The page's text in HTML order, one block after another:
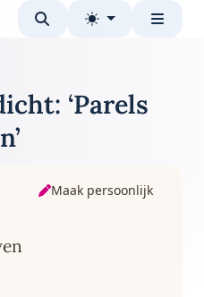
de homepage
‘Parels
Maak persoonlijk